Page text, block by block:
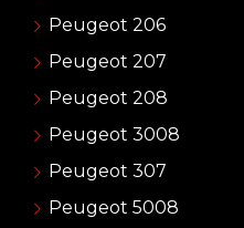
Peugeot 206
Peugeot 207
Peugeot 208
Peugeot 3008
Peugeot 307
Peugeot 5008